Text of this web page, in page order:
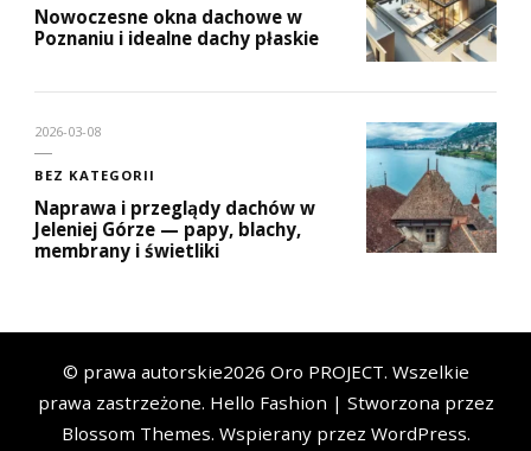
Nowoczesne okna dachowe w
Poznaniu i idealne dachy płaskie
2026-03-08
BEZ KATEGORII
Naprawa i przeglądy dachów w
Jeleniej Górze — papy, blachy,
membrany i świetliki
© prawa autorskie2026 Oro PROJECT. Wszelkie
prawa zastrzeżone. Hello Fashion | Stworzona przez
Blossom Themes. Wspierany przez WordPress.